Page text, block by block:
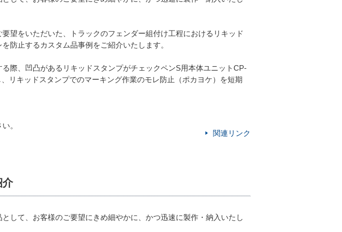
望をいただいた、トラックのフェンダー組付け工程におけるリキッド
防止するカスタム品事例をご紹介いたします。
際、凹凸があるリキッドスタンプがチェックペンS用本体ユニットCP-
リキッドスタンプでのマーキング作業のモレ防止（ポカヨケ）を短期
。
関連リンク
介
して、お客様のご要望にきめ細やかに、かつ迅速に製作・納入いたし